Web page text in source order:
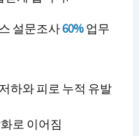
설문조사60%업무
하와 피로 누적 유발
로 이어짐